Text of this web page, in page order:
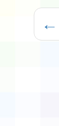
←